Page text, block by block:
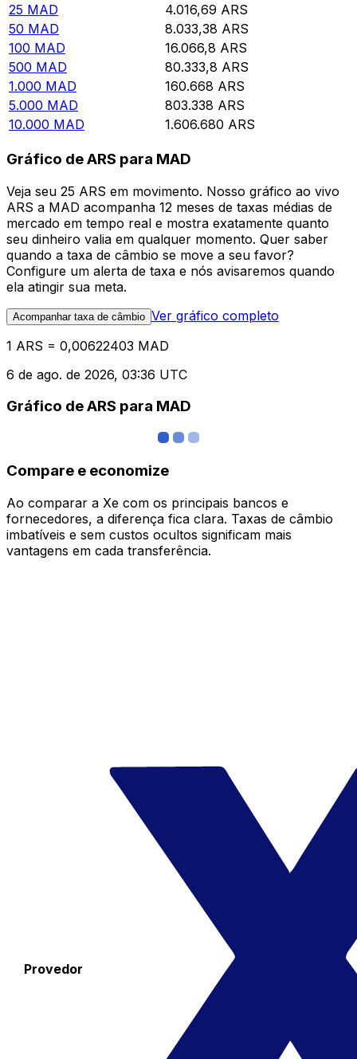
25 MAD 4.016,69 ARS
50 MAD 8.033,38 ARS
100 MAD 16.066,8 ARS
500 MAD 80.333,8 ARS
1.000 MAD 160.668 ARS
5.000 MAD 803.338 ARS
10.000 MAD 1.606.680 ARS
Gráfico de ARS para MAD
Veja seu 25 ARS em movimento. Nosso gráfico ao vivo
ARS a MAD acompanha 12 meses de taxas médias de
mercado em tempo real e mostra exatamente quanto
seu dinheiro valia em qualquer momento. Quer saber
quando a taxa de câmbio se move a seu favor?
Configure um alerta de taxa e nós avisaremos quando
ela atingir sua meta.
Acompanhar taxa de câmbio Ver gráfico completo
1 ARS = 0,00622403 MAD
6 de ago. de 2026, 03:36 UTC
Gráfico de ARS para MAD
Compare e economize
Ao comparar a Xe com os principais bancos e
fornecedores, a diferença fica clara. Taxas de câmbio
imbatíveis e sem custos ocultos significam mais
vantagens em cada transferência.
Provedor